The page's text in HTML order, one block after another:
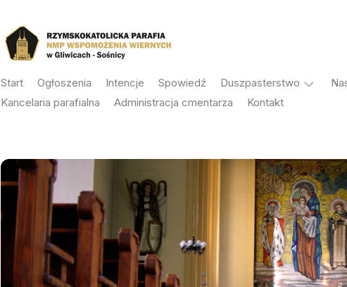
Start Ogłoszenia Intencje Spowiedź Duszpasterstwo
Rada
Duszpasterska
Rada
Ekonomiczna
Stałe
nabożeństwa
Kancelaria parafialna
Administracja cmentarza Kontakt